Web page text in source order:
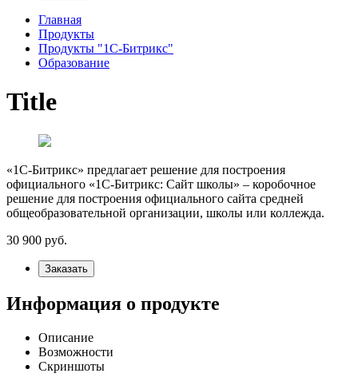
Главная
Продукты
Продукты "1С-Битрикс"
Образование
Title
«1С-Битрикс» предлагает решение для построения
официального «1С-Битрикс: Сайт школы» – коробочное
решение для построения официального сайта средней
общеобразовательной организации, школы или коллежда.
30 900 руб.
Заказать
Информация о продукте
Описание
Возможности
Скриншоты